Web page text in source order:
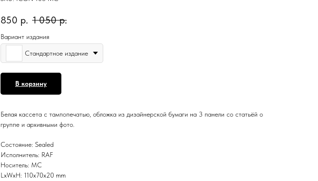
850 р. 1 050 р.
Вариант издания
Стандартное издание
В корзину
Белая кассета с тампопечатью, обложка из дизайнерской бумаги на 3 панели со статьёй о
группе и архивными фото.
Состояние: Sealed
Исполнитель: RAF
Носитель: MC
LxWxH: 110x70x20 mm